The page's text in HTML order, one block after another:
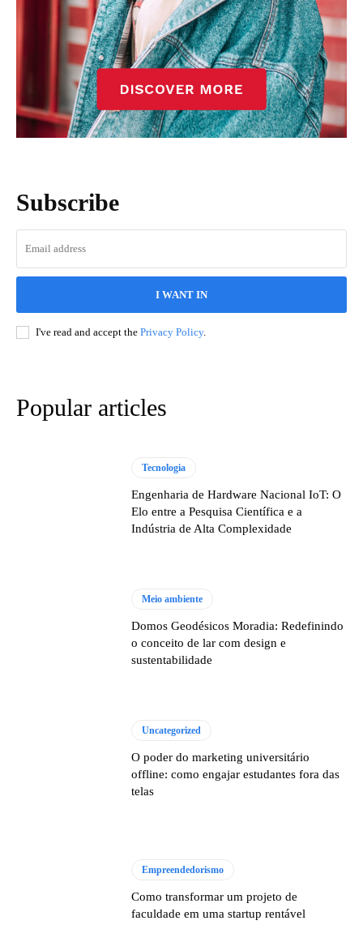
Subscribe
I WANT IN
I've read and accept the Privacy Policy.
Popular articles
Tecnologia
Engenharia de Hardware Nacional IoT: O
Elo entre a Pesquisa Científica e a
Indústria de Alta Complexidade
Meio ambiente
Domos Geodésicos Moradia: Redefinindo
o conceito de lar com design e
sustentabilidade
Uncategorized
O poder do marketing universitário
offline: como engajar estudantes fora das
telas
Empreendedorismo
Como transformar um projeto de
faculdade em uma startup rentável